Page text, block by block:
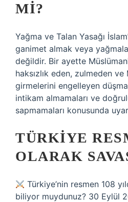
MI?
Yağma ve Talan Yasağı
ganimet almak veya
değildir. Bir ayette
haksızlık eden, zulmeden ve
girmelerini engelleyen
intikam almamaları ve
sapmamaları konusunda
TÜRKIYE
OLARAK
Türkiye’nin resmen 108
biliyor muydunuz? 30 Eylül